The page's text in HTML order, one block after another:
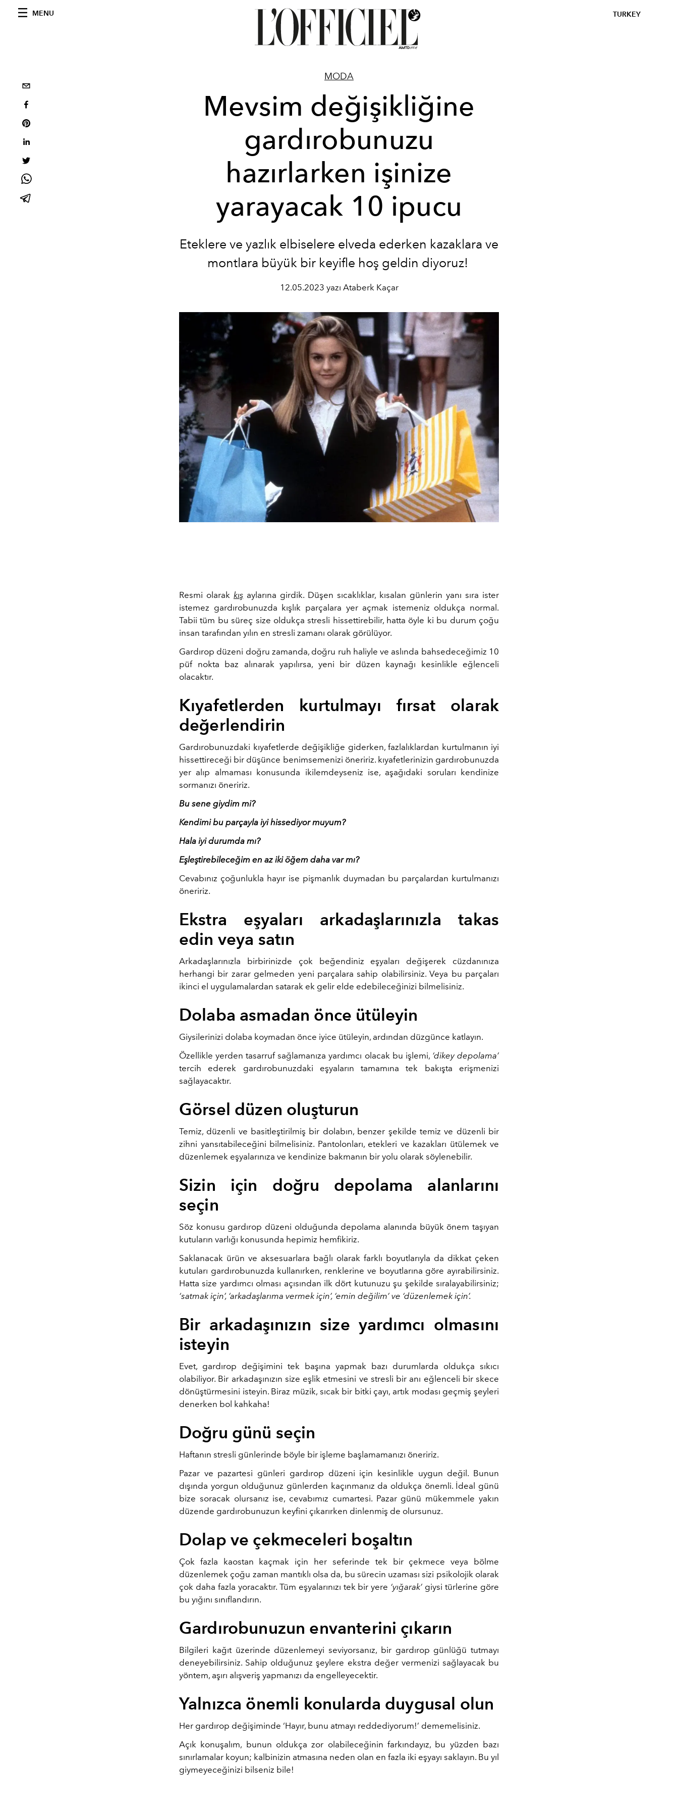
MENU TURKEY
MODA
Mevsim değişikliğine
gardırobunuzu
hazırlarken işinize
yarayacak 10 ipucu
Eteklere ve yazlık elbiselere elveda ederken kazaklara ve
montlara büyük bir keyifle hoş geldin diyoruz!
12.05.2023 yazı Ataberk Kaçar
Resmi olarak kış aylarına girdik. Düşen sıcaklıklar, kısalan günlerin yanı sıra ister
istemez gardırobunuzda kışlık parçalara yer açmak istemeniz oldukça normal.
Tabii tüm bu süreç size oldukça stresli hissettirebilir, hatta öyle ki bu durum çoğu
insan tarafından yılın en stresli zamanı olarak görülüyor.
Gardırop düzeni doğru zamanda, doğru ruh haliyle ve aslında bahsedeceğimiz 10
püf nokta baz alınarak yapılırsa, yeni bir düzen kaynağı kesinlikle eğlenceli
olacaktır.
Kıyafetlerden kurtulmayı fırsat olarak
değerlendirin
Gardırobunuzdaki kıyafetlerde değişikliğe giderken, fazlalıklardan kurtulmanın iyi
hissettireceği bir düşünce benimsemenizi öneririz. kıyafetlerinizin gardırobunuzda
yer alıp almaması konusunda ikilemdeyseniz ise, aşağıdaki soruları kendinize
sormanızı öneririz.
Bu sene giydim mi?
Kendimi bu parçayla iyi hissediyor muyum?
Hala iyi durumda mı?
Eşleştirebileceğim en az iki öğem daha var mı?
Cevabınız çoğunlukla hayır ise pişmanlık duymadan bu parçalardan kurtulmanızı
öneririz.
Ekstra eşyaları arkadaşlarınızla takas
edin veya satın
Arkadaşlarınızla birbirinizde çok beğendiniz eşyaları değişerek cüzdanınıza
herhangi bir zarar gelmeden yeni parçalara sahip olabilirsiniz. Veya bu parçaları
ikinci el uygulamalardan satarak ek gelir elde edebileceğinizi bilmelisiniz.
Dolaba asmadan önce ütüleyin
Giysilerinizi dolaba koymadan önce iyice ütüleyin, ardından düzgünce katlayın.
Özellikle yerden tasarruf sağlamanıza yardımcı olacak bu işlemi, ‘dikey depolama’
tercih ederek gardırobunuzdaki eşyaların tamamına tek bakışta erişmenizi
sağlayacaktır.
Görsel düzen oluşturun
Temiz, düzenli ve basitleştirilmiş bir dolabın, benzer şekilde temiz ve düzenli bir
zihni yansıtabileceğini bilmelisiniz. Pantolonları, etekleri ve kazakları ütülemek ve
düzenlemek eşyalarınıza ve kendinize bakmanın bir yolu olarak söylenebilir.
Sizin için doğru depolama alanlarını
seçin
Söz konusu gardırop düzeni olduğunda depolama alanında büyük önem taşıyan
kutuların varlığı konusunda hepimiz hemfikiriz.
Saklanacak ürün ve aksesuarlara bağlı olarak farklı boyutlarıyla da dikkat çeken
kutuları gardırobunuzda kullanırken, renklerine ve boyutlarına göre ayırabilirsiniz.
Hatta size yardımcı olması açısından ilk dört kutunuzu şu şekilde sıralayabilirsiniz;
‘satmak için’, ‘arkadaşlarıma vermek için’, ‘emin değilim’ ve ‘düzenlemek için’.
Bir arkadaşınızın size yardımcı olmasını
isteyin
Evet, gardırop değişimini tek başına yapmak bazı durumlarda oldukça sıkıcı
olabiliyor. Bir arkadaşınızın size eşlik etmesini ve stresli bir anı eğlenceli bir skece
dönüştürmesini isteyin. Biraz müzik, sıcak bir bitki çayı, artık modası geçmiş şeyleri
denerken bol kahkaha!
Doğru günü seçin
Haftanın stresli günlerinde böyle bir işleme başlamamanızı öneririz.
Pazar ve pazartesi günleri gardırop düzeni için kesinlikle uygun değil. Bunun
dışında yorgun olduğunuz günlerden kaçınmanız da oldukça önemli. İdeal günü
bize soracak olursanız ise, cevabımız cumartesi. Pazar günü mükemmele yakın
düzende gardırobunuzun keyfini çıkarırken dinlenmiş de olursunuz.
Dolap ve çekmeceleri boşaltın
Çok fazla kaostan kaçmak için her seferinde tek bir çekmece veya bölme
düzenlemek çoğu zaman mantıklı olsa da, bu sürecin uzaması sizi psikolojik olarak
çok daha fazla yoracaktır. Tüm eşyalarınızı tek bir yere ‘yığarak’ giysi türlerine göre
bu yığını sınıflandırın.
Gardırobunuzun envanterini çıkarın
Bilgileri kağıt üzerinde düzenlemeyi seviyorsanız, bir gardırop günlüğü tutmayı
deneyebilirsiniz. Sahip olduğunuz şeylere ekstra değer vermenizi sağlayacak bu
yöntem, aşırı alışveriş yapmanızı da engelleyecektir.
Yalnızca önemli konularda duygusal olun
Her gardırop değişiminde ‘Hayır, bunu atmayı reddediyorum!’ dememelisiniz.
Açık konuşalım, bunun oldukça zor olabileceğinin farkındayız, bu yüzden bazı
sınırlamalar koyun; kalbinizin atmasına neden olan en fazla iki eşyayı saklayın. Bu yıl
giymeyeceğinizi bilseniz bile!